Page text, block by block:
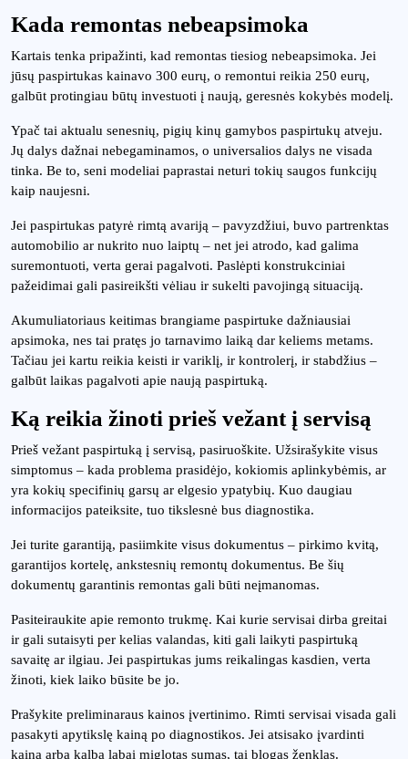
Kada remontas nebeapsimoka
Kartais tenka pripažinti, kad remontas tiesiog nebeapsimoka. Jei
jūsų paspirtukas kainavo 300 eurų, o remontui reikia 250 eurų,
galbūt protingiau būtų investuoti į naują, geresnės kokybės modelį.
Ypač tai aktualu senesnių, pigių kinų gamybos paspirtukų atveju.
Jų dalys dažnai nebegaminamos, o universalios dalys ne visada
tinka. Be to, seni modeliai paprastai neturi tokių saugos funkcijų
kaip naujesni.
Jei paspirtukas patyrė rimtą avariją – pavyzdžiui, buvo partrenktas
automobilio ar nukrito nuo laiptų – net jei atrodo, kad galima
suremontuoti, verta gerai pagalvoti. Paslėpti konstrukciniai
pažeidimai gali pasireikšti vėliau ir sukelti pavojingą situaciją.
Akumuliatoriaus keitimas brangiame paspirtuke dažniausiai
apsimoka, nes tai pratęs jo tarnavimo laiką dar keliems metams.
Tačiau jei kartu reikia keisti ir variklį, ir kontrolerį, ir stabdžius –
galbūt laikas pagalvoti apie naują paspirtuką.
Ką reikia žinoti prieš vežant į servisą
Prieš vežant paspirtuką į servisą, pasiruoškite. Užsirašykite visus
simptomus – kada problema prasidėjo, kokiomis aplinkybėmis, ar
yra kokių specifinių garsų ar elgesio ypatybių. Kuo daugiau
informacijos pateiksite, tuo tikslesnė bus diagnostika.
Jei turite garantiją, pasiimkite visus dokumentus – pirkimo kvitą,
garantijos kortelę, ankstesnių remontų dokumentus. Be šių
dokumentų garantinis remontas gali būti neįmanomas.
Pasiteiraukite apie remonto trukmę. Kai kurie servisai dirba greitai
ir gali sutaisyti per kelias valandas, kiti gali laikyti paspirtuką
savaitę ar ilgiau. Jei paspirtukas jums reikalingas kasdien, verta
žinoti, kiek laiko būsite be jo.
Prašykite preliminaraus kainos įvertinimo. Rimti servisai visada gali
pasakyti apytikslę kainą po diagnostikos. Jei atsisako įvardinti
kainą arba kalba labai miglotas sumas, tai blogas ženklas.